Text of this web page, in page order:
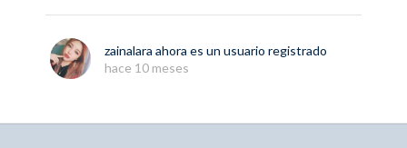
zainalara ahora es un usuario registrado
hace 10 meses